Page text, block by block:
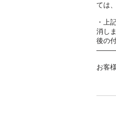
ては
・上
消し
後の
お客